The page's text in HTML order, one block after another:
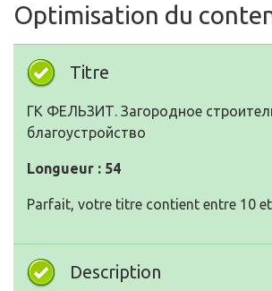
Optimisation du
Titre
ГК ФЕЛЬЗИТ. Загородное
благоустройство
Longueur : 54
Parfait, votre titre contient entre 10
Description